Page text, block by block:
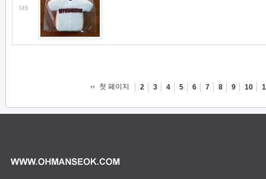
519
첫 페이지 2 3 4 5 6 7 8 9 10